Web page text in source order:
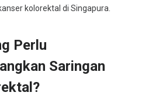
kolorektal di Singapura.
Perlu
Saringan